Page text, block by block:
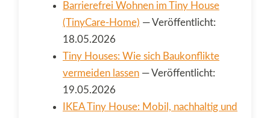
Barrierefrei Wohnen im Tiny House
(TinyCare-Home) — Veröffentlicht:
18.05.2026
Tiny Houses: Wie sich Baukonflikte
vermeiden lassen — Veröffentlicht:
19.05.2026
IKEA Tiny House: Mobil, nachhaltig und